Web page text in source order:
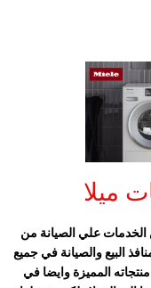
ميلا
الخدمات علي الصيانة من
البيع والصيانة في جميع
المميزة وايضا في